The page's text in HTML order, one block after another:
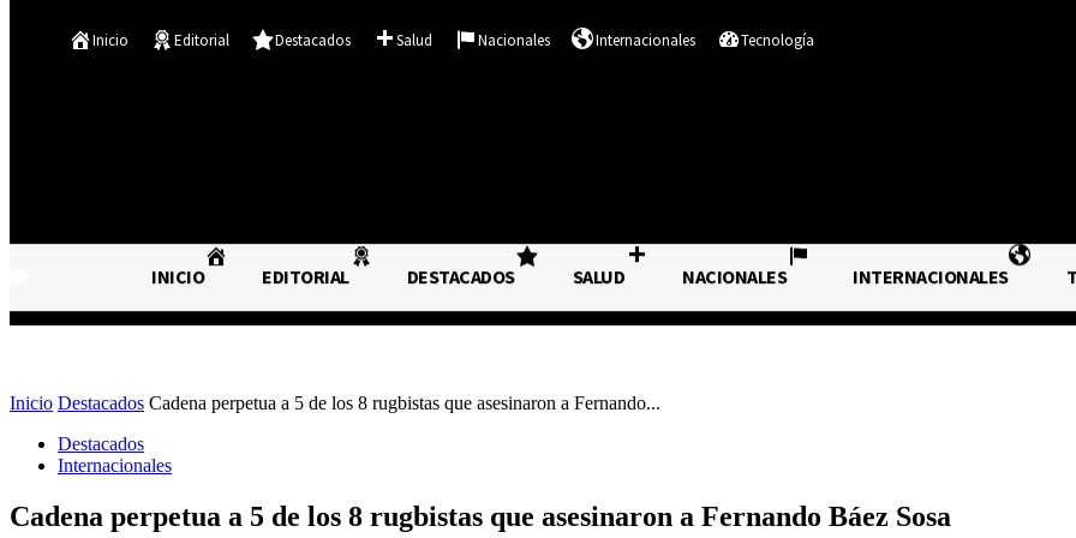
Inicio
Editorial Destacados Salud Nacionales Internacionales Tecnología
INICIO EDITORIAL DESTACADOS SALUD NACIONALES
INICIO EDITORIAL DESTACADOS SALUD NACIONALES INTERNACIONALES
Inicio Destacados Cadena perpetua a 5 de los 8 rugbistas que asesinaron a Fernando...
Destacados
Internacionales
Cadena perpetua a 5 de los 8 rugbistas que asesinaron a Fernando Báez Sosa